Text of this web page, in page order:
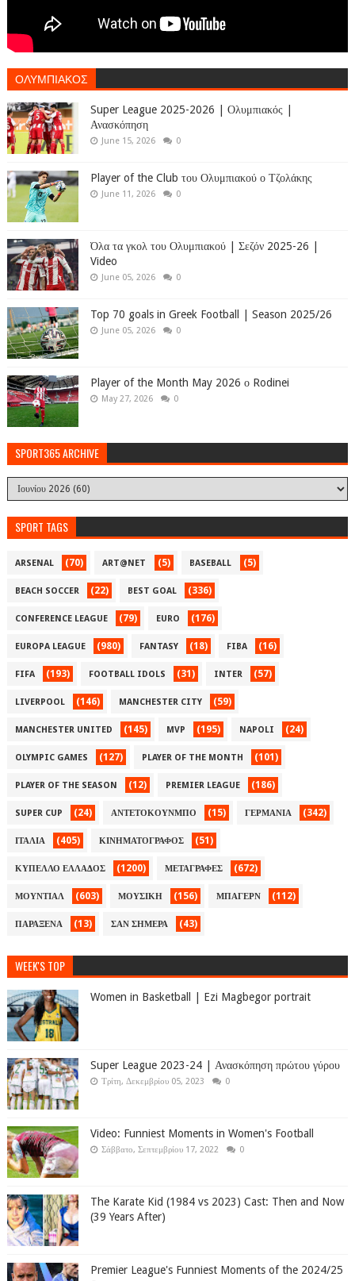
ΟΛΥΜΠΙΑΚΟΣ
Super League 2025-2026 | Ολυμπιακός |
Ανασκόπηση
June 15, 2026 0
Player of the Club του Ολυμπιακού ο Τζολάκης
June 11, 2026 0
Όλα τα γκολ του Ολυμπιακού | Σεζόν 2025-26 |
Video
June 05, 2026 0
Top 70 goals in Greek Football | Season 2025/26
June 05, 2026 0
Player of the Month May 2026 ο Rodinei
May 27, 2026 0
SPORT365 ARCHIVE
SPORT TAGS
ARSENAL (70) ART@NET (5) BASEBALL (5)
BEACH SOCCER (22) BEST GOAL (336)
CONFERENCE LEAGUE (79) EURO (176)
EUROPA LEAGUE (980) FANTASY (18) FIBA (16)
FIFA (193) FOOTBALL IDOLS (31) INTER (57)
LIVERPOOL (146) MANCHESTER CITY (59)
MANCHESTER UNITED (145) MVP (195) NAPOLI (24)
OLYMPIC GAMES (127) PLAYER OF THE MONTH (101)
PLAYER OF THE SEASON (12) PREMIER LEAGUE (186)
SUPER CUP (24) ΑΝΤΕΤΟΚΟΥΝΜΠΟ (15) ΓΕΡΜΑΝΙΑ (342)
ΙΤΑΛΙΑ (405) ΚΙΝΗΜΑΤΟΓΡΑΦΟΣ (51)
ΚΥΠΕΛΛΟ ΕΛΛΑΔΟΣ (1200) ΜΕΤΑΓΡΑΦΕΣ (672)
ΜΟΥΝΤΙΑΛ (603) ΜΟΥΣΙΚΗ (156) ΜΠΑΓΕΡΝ (112)
ΠΑΡΑΞΕΝΑ (13) ΣΑΝ ΣΗΜΕΡΑ (43)
WEEK'S TOP
Women in Basketball | Ezi Magbegor portrait
Super League 2023-24 | Ανασκόπηση πρώτου γύρου
Τρίτη, Δεκεμβρίου 05, 2023 0
Video: Funniest Moments in Women's Football
Σάββατο, Σεπτεμβρίου 17, 2022 0
The Karate Kid (1984 vs 2023) Cast: Then and Now
(39 Years After)
Premier League's Funniest Moments of the 2024/25